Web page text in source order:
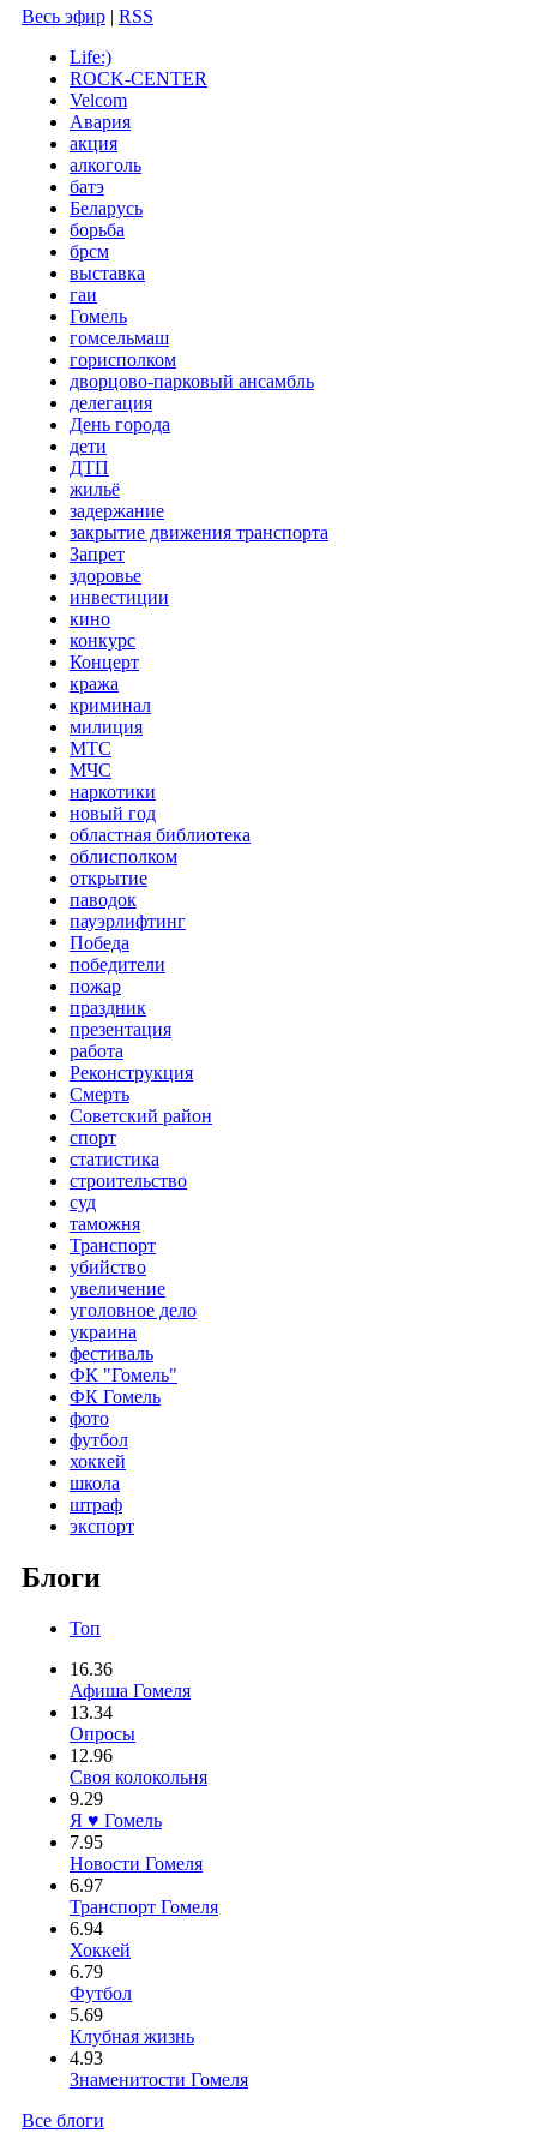
Весь эфир
RSS
Life:)
ROCK-CENTER
Velcom
Авария
акция
алкоголь
батэ
Беларусь
борьба
брсм
выставка
гаи
Гомель
гомсельмаш
горисполком
дворцово-парковый ансамбль
делегация
День города
дети
ДТП
жильё
задержание
закрытие движения транспорта
Запрет
здоровье
инвестиции
кино
конкурс
Концерт
кража
криминал
милиция
МТС
МЧС
наркотики
новый год
областная библиотека
облисполком
открытие
паводок
пауэрлифтинг
Победа
победители
пожар
праздник
презентация
работа
Реконструкция
Смерть
Советский район
спорт
статистика
строительство
суд
таможня
Транспорт
убийство
увеличение
уголовное дело
украина
фестиваль
ФК "Гомель"
ФК Гомель
фото
футбол
хоккей
школа
штраф
экспорт
Блоги
Топ
16.36
Афиша Гомеля
13.34
Опросы
12.96
Своя колокольня
9.29
Я ♥ Гомель
7.95
Новости Гомеля
6.97
Транспорт Гомеля
6.94
Хоккей
6.79
Футбол
5.69
Клубная жизнь
4.93
Знаменитости Гомеля
Все блоги